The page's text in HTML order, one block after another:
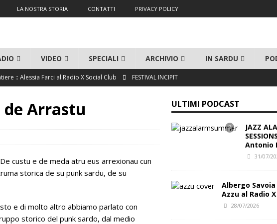
LA NOSTRA STORIA CONTATTI PRIVACY POLICY
VIDEO SPECIALI ARCHIVIO IN SARDU
:: Alessia Farci al Radio X Social Club
FESTIVAL INCIPIT
Mereu (Terralba)
TEMPUS DE OI - FAINAS
al Radio X Social Club FESTIVAL INCIPIT
de Arrastu
custu e de meda atru eus arrexionau cun
storica de su punk sardu, de su
e di molto altro abbiamo parlato con
storico del punk sardo, dal medio
ULTIMI PODCAST
JAZZ
Antonio
31/07/
Albergo Savoia
Azzu al Radio
28/07/2026